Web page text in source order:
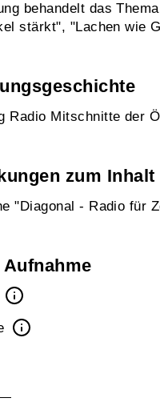
behandelt das
stärkt", "Lachen wie
Radio Mitschnitte der
zum Inhalt
"Diagonal - Radio für